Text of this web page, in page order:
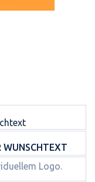
WUNSCHTEXT
Logo.